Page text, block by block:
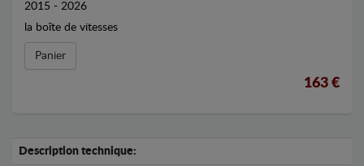
2015 - 2026
la boîte de vitesses
Panier
163 €
Description technique: